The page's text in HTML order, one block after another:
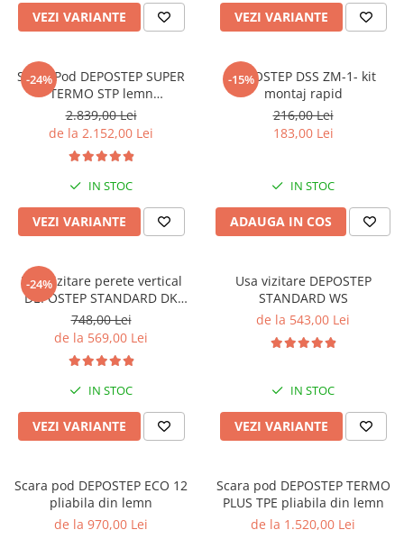
VEZI VARIANTE VEZI VARIANTE
-24%
Scara Pod DEPOSTEP SUPER
TERMO STP lemn
supertermoizolata
2.839,00 Lei
de la 2.152,00 Lei
IN STOC
VEZI VARIANTE
-15%
DEPOSTEP DSS ZM-1- kit
montaj rapid
216,00 Lei
183,00 Lei
IN STOC
ADAUGA IN COS
-24%
Usa vizitare perete vertical
DEPOSTEP STANDARD DK
termoizolatoare
748,00 Lei
de la 569,00 Lei
IN STOC
VEZI VARIANTE
Usa vizitare DEPOSTEP
STANDARD WS
de la 543,00 Lei
IN STOC
VEZI VARIANTE
Scara pod DEPOSTEP ECO 12
pliabila din lemn
de la 970,00 Lei
Scara pod DEPOSTEP TERMO
PLUS TPE pliabila din lemn
de la 1.520,00 Lei